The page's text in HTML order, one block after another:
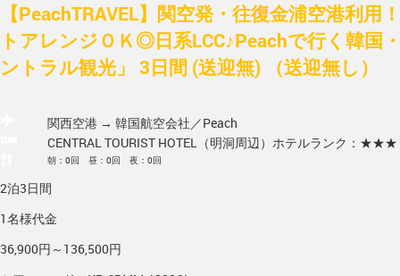
【PeachTRAVEL】関空発・往復金浦空港利用
トアレンジＯＫ◎日系LCC♪Peachで行く韓国
ントラル観光」 3日間 (送迎無) （送迎無し）
関西空港 → 韓国航空会社／Peach
CENTRAL TOURIST HOTEL（明洞周辺） ホテルランク：★★★
朝：0回 昼：0回 夜：0回
2泊3日間
1名様代金
36,900円～136,500円